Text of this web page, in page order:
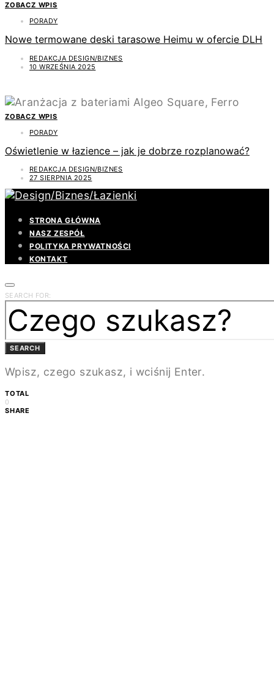
ZOBACZ WPIS
PORADY
Nowe termowane deski tarasowe Heimu w ofercie DLH
REDAKCJA DESIGN/BIZNES
10 WRZEŚNIA 2025
ZOBACZ WPIS
PORADY
Oświetlenie w łazience – jak je dobrze rozplanować?
REDAKCJA DESIGN/BIZNES
27 SIERPNIA 2025
STRONA GŁÓWNA
NASZ ZESPÓŁ
POLITYKA PRYWATNOŚCI
KONTAKT
SEARCH FOR:
SEARCH
Wpisz, czego szukasz, i wciśnij Enter.
TOTAL
0
SHARE